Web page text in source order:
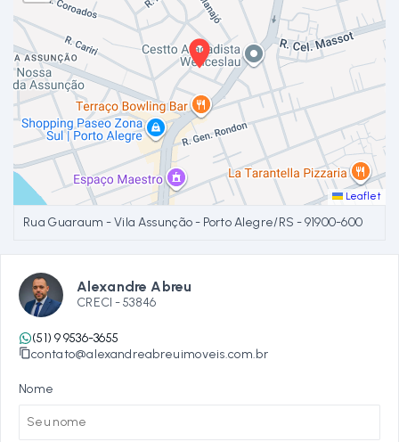
Leaflet
Rua Guaraum - Vila Assunção - Porto Alegre/RS - 91900-600
Alexandre Abreu
CRECI -53846
(51) 9 9536-3655
contato@alexandreabreuimoveis.com.br
Nome